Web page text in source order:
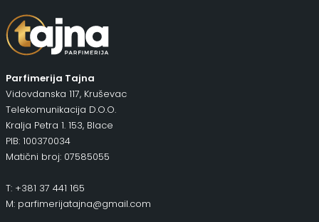
Parfimerija Tajna
Vidovdanska 117, Kruševac
Telekomunikacija D.O.O.
Kralja Petra 1. 153, Blace
PIB: 100370034
Matični broj: 07585055
T: +381 37 441 165
M: parfimerijatajna@gmail.com